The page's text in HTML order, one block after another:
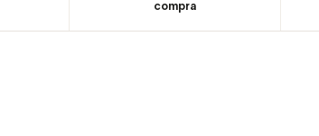
compra